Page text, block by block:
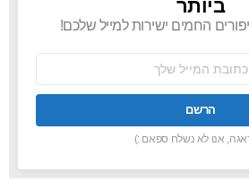
ביותר
החמים ישירות למייל שלכם!
אנו לא נשלח ספאם :)